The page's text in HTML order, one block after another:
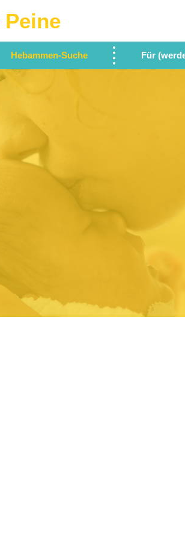
Peine
Hebammen-Suche Für